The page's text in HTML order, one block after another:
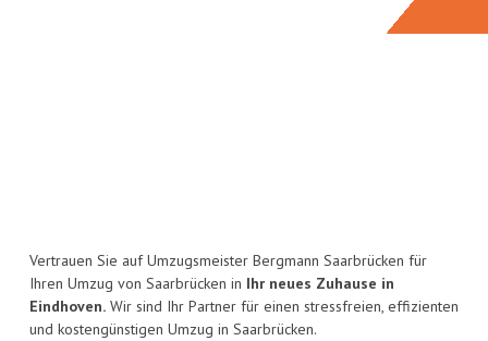
Vertrauen Sie auf Umzugsmeister Bergmann Saarbrücken für
Ihren Umzug von Saarbrücken in Ihr neues Zuhause in
Eindhoven. Wir sind Ihr Partner für einen stressfreien, effizienten
und kostengünstigen Umzug in Saarbrücken.